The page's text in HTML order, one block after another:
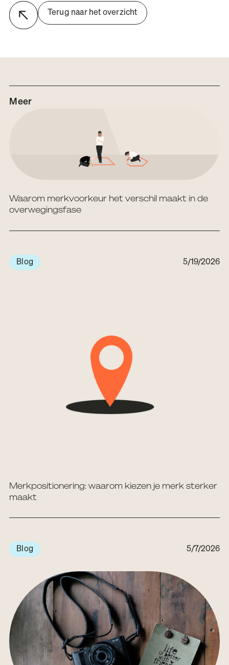
Terug naar het overzicht
Meer
Waarom merkvoorkeur het verschil maakt in de
overwegingsfase
Blog 5/19/2026
Merkpositionering: waarom kiezen je merk sterker
maakt
Blog 5/7/2026